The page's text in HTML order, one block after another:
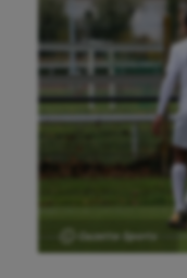
Ⓒ Gazette Sports